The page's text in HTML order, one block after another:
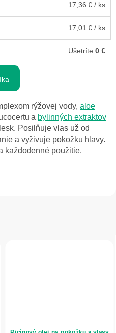
17,36 € / ks
17,01 € / ks
Ušetríte 0 €
rýžovej vody, aloe
a bylinných extraktov
Posilňuje vlas už od
a vyživuje pokožku hlavy.
každodenné použitie.